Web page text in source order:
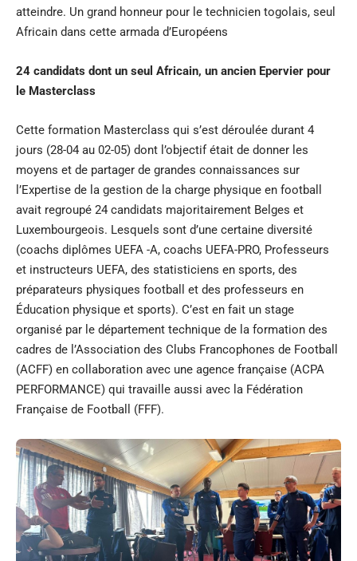
atteindre. Un grand honneur pour le technicien togolais, seul
Africain dans cette armada d’Européens
24 candidats dont un seul Africain, un ancien Epervier pour
le Masterclass
Cette formation Masterclass qui s’est déroulée durant 4
jours (28-04 au 02-05) dont l’objectif était de donner les
moyens et de partager de grandes connaissances sur
l’Expertise de la gestion de la charge physique en football
avait regroupé 24 candidats majoritairement Belges et
Luxembourgeois. Lesquels sont d’une certaine diversité
(coachs diplômes UEFA -A, coachs UEFA-PRO, Professeurs
et instructeurs UEFA, des statisticiens en sports, des
préparateurs physiques football et des professeurs en
Éducation physique et sports). C’est en fait un stage
organisé par le département technique de la formation des
cadres de l’Association des Clubs Francophones de Football
(ACFF) en collaboration avec une agence française (ACPA
PERFORMANCE) qui travaille aussi avec la Fédération
Française de Football (FFF).